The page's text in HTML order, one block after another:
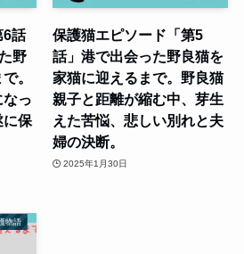
6話
野
。
っ
に保
保護猫エピソード「第5
話」港で出会った野良猫を
家猫に迎えるまで。野良猫
親子と距離が縮む中、芽生
えた苦悩、悲しい別れと夫
婦の決断。
2025年1月30日
物語